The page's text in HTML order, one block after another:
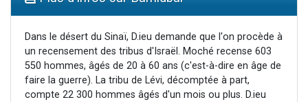
Il reste 49 places pour étudier en groupe sur Zoom
Nathaniel vient de donner son Maasser
6 personnes viennent de faire un don pour 5 enfants déjà orphelins risquent de perdre leur maman
Dans le désert du Sinaï, D.ieu demande que l'on procède à
un recensement des tribus d'Israël. Moché recense 603
550 hommes, âgés de 20 à 60 ans (c'est-à-dire en âge de
faire la guerre). La tribu de Lévi, décomptée à part,
compte 22 300 hommes âgés d'un mois ou plus. D.ieu